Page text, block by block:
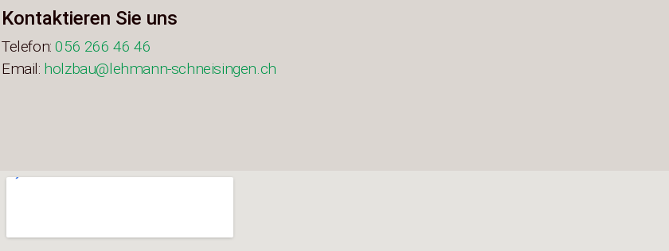
Kontaktieren Sie uns
Telefon:056 266 46 46
Email: holzbau@lehmann-schneisingen.ch